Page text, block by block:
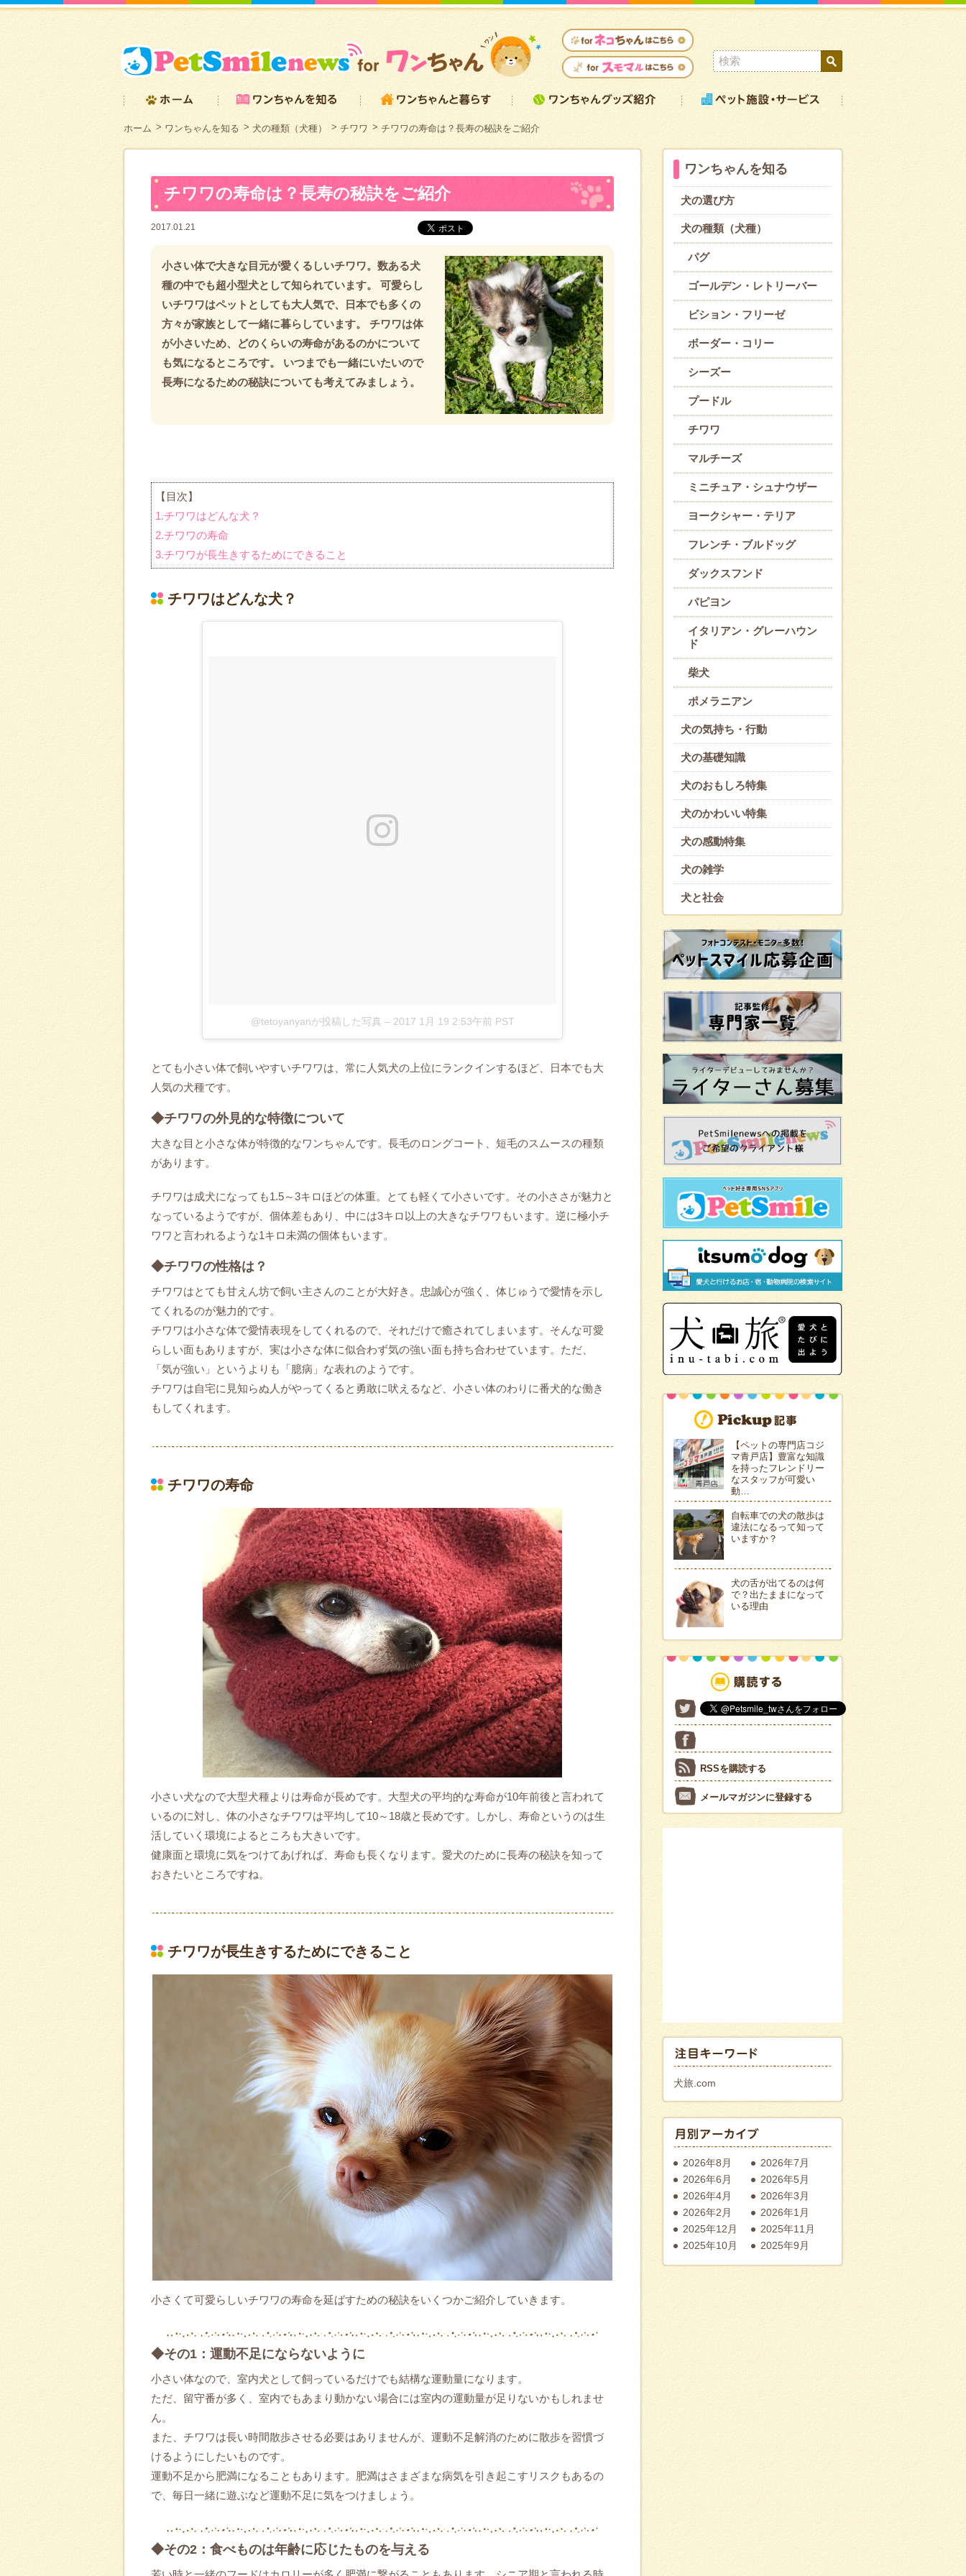
ホーム ワンちゃんを知る 犬の種類（犬種） チワワ チワワの寿命は？長寿の秘訣をご紹介
チワワの寿命は？長寿の秘訣をご紹介
2017.01.21
小さい体で大きな目元が愛くるしいチワワ。数ある犬
種の中でも超小型犬として知られています。 可愛らし
いチワワはペットとしても大人気で、日本でも多くの
方々が家族として一緒に暮らしています。 チワワは体
が小さいため、どのくらいの寿命があるのかについて
も気になるところです。 いつまでも一緒にいたいので
長寿になるための秘訣についても考えてみましょう。
【目次】
1.チワワはどんな犬？
2.チワワの寿命
3.チワワが長生きするためにできること
チワワはどんな犬？
@tetoyanyanが投稿した写真 – 2017 1月 19 2:53午前 PST
とても小さい体で飼いやすいチワワは、常に人気犬の上位にランクインするほど、日本でも大
人気の犬種です。
◆チワワの外見的な特徴について
大きな目と小さな体が特徴的なワンちゃんです。長毛のロングコート、短毛のスムースの種類
があります。
チワワは成犬になっても1.5～3キロほどの体重。とても軽くて小さいです。その小ささが魅力と
なっているようですが、個体差もあり、中には3キロ以上の大きなチワワもいます。逆に極小チ
ワワと言われるような1キロ未満の個体もいます。
◆チワワの性格は？
チワワはとても甘えん坊で飼い主さんのことが大好き。忠誠心が強く、体じゅうで愛情を示し
てくれるのが魅力的です。
チワワは小さな体で愛情表現をしてくれるので、それだけで癒されてしまいます。そんな可愛
らしい面もありますが、実は小さな体に似合わず気の強い面も持ち合わせています。ただ、
「気が強い」というよりも「臆病」な表れのようです。
チワワは自宅に見知らぬ人がやってくると勇敢に吠えるなど、小さい体のわりに番犬的な働き
もしてくれます。
チワワの寿命
小さい犬なので大型犬種よりは寿命が長めです。大型犬の平均的な寿命が10年前後と言われて
いるのに対し、体の小さなチワワは平均して10～18歳と長めです。しかし、寿命というのは生
活していく環境によるところも大きいです。
健康面と環境に気をつけてあげれば、寿命も長くなります。愛犬のために長寿の秘訣を知って
おきたいところですね。
チワワが長生きするためにできること
小さくて可愛らしいチワワの寿命を延ばすための秘訣をいくつかご紹介していきます。
◆その1：運動不足にならないように
小さい体なので、室内犬として飼っているだけでも結構な運動量になります。
ただ、留守番が多く、室内でもあまり動かない場合には室内の運動量が足りないかもしれませ
ん。
また、チワワは長い時間散歩させる必要はありませんが、運動不足解消のために散歩を習慣づ
けるようにしたいものです。
運動不足から肥満になることもあります。肥満はさまざまな病気を引き起こすリスクもあるの
で、毎日一緒に遊ぶなど運動不足に気をつけましょう。
◆その2：食べものは年齢に応じたものを与える
ワンちゃんを知る
犬の選び方
犬の種類（犬種）
パグ
ゴールデン・レトリーバー
ビション・フリーゼ
ボーダー・コリー
シーズー
プードル
チワワ
マルチーズ
ミニチュア・シュナウザー
ヨークシャー・テリア
フレンチ・ブルドッグ
ダックスフンド
パピヨン
イタリアン・グレーハウン
ド
柴犬
ポメラニアン
犬の気持ち・行動
犬の基礎知識
犬のおもしろ特集
犬のかわいい特集
犬の感動特集
犬の雑学
犬と社会
【ペットの専門店コジ
マ青戸店】豊富な知識
を持ったフレンドリー
なスタッフが可愛い
動…
自転車での犬の散歩は
違法になるって知って
いますか？
犬の舌が出てるのは何
で？出たままになって
いる理由
RSSを購読する
メールマガジンに登録する
犬旅.com
2026年8月
2026年7月
2026年6月
2026年5月
2026年4月
2026年3月
2026年2月
2026年1月
2025年12月
2025年11月
2025年10月
2025年9月